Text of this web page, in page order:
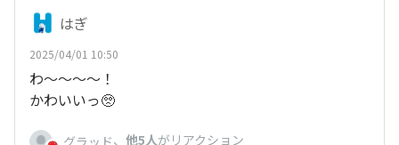
はぎ
2025/04/01 10:50
わ〜〜〜〜！
かわいいっ🥺
グラッド、 他5人がリアクション